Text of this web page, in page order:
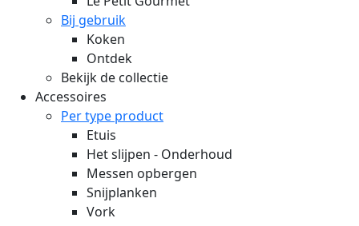
Bij gebruik
Koken
Ontdek
Bekijk de collectie
Accessoires
Per type product
Etuis
Het slijpen - Onderhoud
Messen opbergen
Snijplanken
Vork